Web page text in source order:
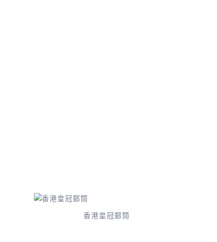
香港皇冠郵筒